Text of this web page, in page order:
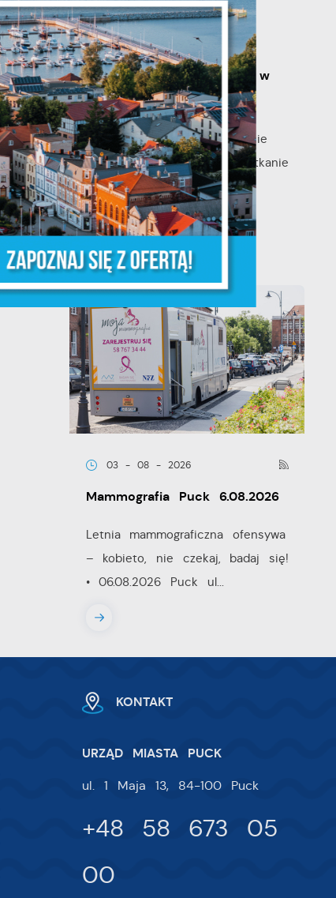
Spotkanie konsultacyjne
poświęcone powołaniu
związku metropolitalnego w
województwie pomorskim
Szanowni Państwo, serdecznie
zapraszamy na otwarte spotkanie
konsultacyjne, poświęcone
powołaniu...
03 - 08 - 2026
Mammografia Puck 6.08.2026
Letnia mammograficzna ofensywa
– kobieto, nie czekaj, badaj się!
• 06.08.2026 Puck ul...
KONTAKT
URZĄD MIASTA PUCK
ul. 1 Maja 13, 84-100 Puck
+48 58 673 05
00